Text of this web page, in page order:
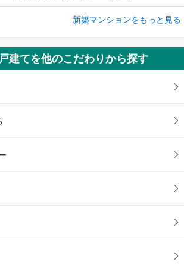
新築マンション
3,790万円
2LDK
新築マンションをもっと見る
建てを他のこだわりから探す